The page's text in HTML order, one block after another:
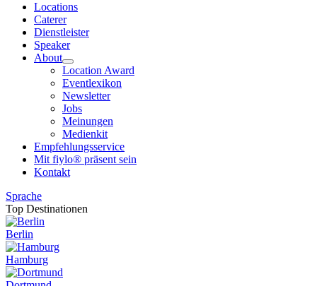
Locations
Caterer
Dienstleister
Speaker
About
Location Award
Eventlexikon
Newsletter
Jobs
Meinungen
Medienkit
Empfehlungsservice
Mit fiylo® präsent sein
Kontakt
Sprache
Top Destinationen
Berlin
Hamburg